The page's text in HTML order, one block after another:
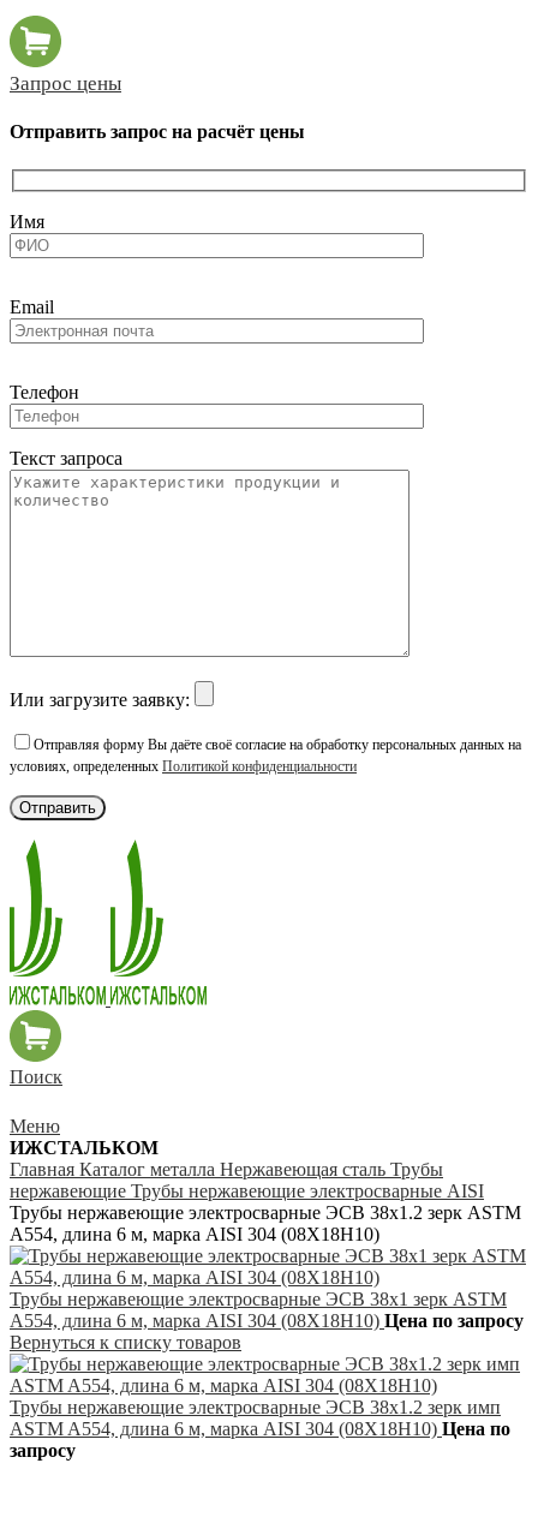
Запрос цены
Отправить запрос на расчёт цены
Имя
Email
Телефон
Текст запроса
Или загрузите заявку:
Отправляя форму Вы даёте своё согласие на обработку персональных данных на
условиях, определенных Политикой конфиденциальности
Поиск
Меню
ИЖСТАЛЬКОМ
Главная Каталог металла Нержавеющая сталь Трубы
нержавеющие Трубы нержавеющие электросварные AISI
Трубы нержавеющие электросварные ЭСВ 38х1.2 зерк ASTM
A554, длина 6 м, марка AISI 304 (08Х18Н10)
Трубы нержавеющие электросварные ЭСВ 38х1 зерк ASTM
A554, длина 6 м, марка AISI 304 (08Х18Н10) Цена по запросу
Вернуться к списку товаров
Трубы нержавеющие электросварные ЭСВ 38х1.2 зерк имп
ASTM A554, длина 6 м, марка AISI 304 (08Х18Н10) Цена по
запросу